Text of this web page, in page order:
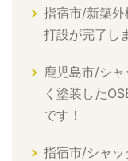
指宿市/新築
打設が完了し
鹿児島市/シ
く塗装した
です！
指宿市/シャッ